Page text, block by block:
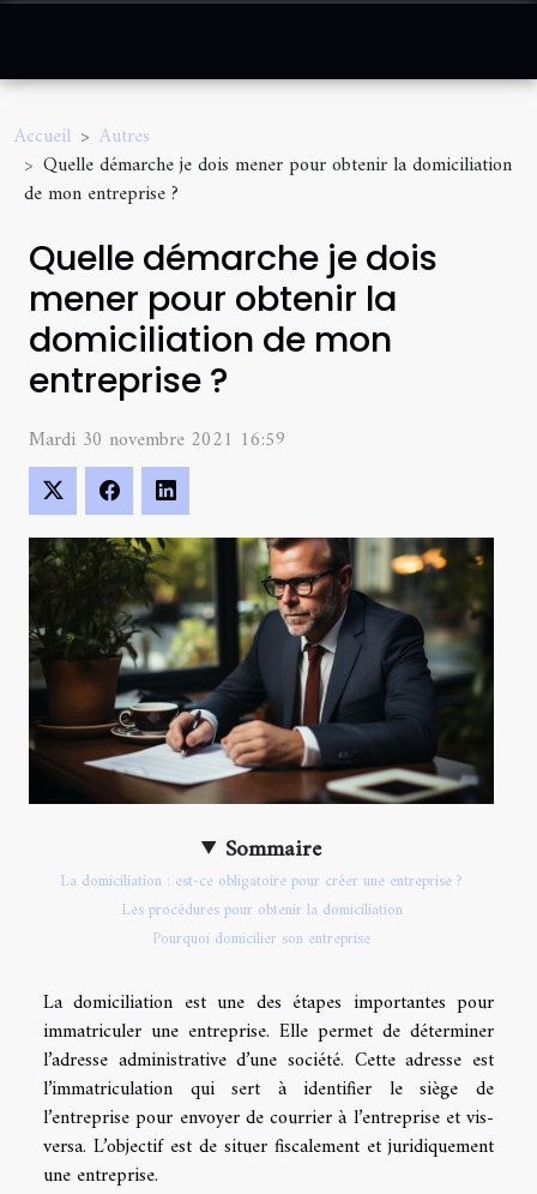
Accueil
Autres
Quelle démarche je dois mener pour obtenir la domiciliation
de mon entreprise ?
Quelle démarche je dois
mener pour obtenir la
domiciliation de mon
entreprise ?
Mardi 30 novembre 2021 16:59
Sommaire
La domiciliation : est-ce obligatoire pour créer une entreprise ?
Les procédures pour obtenir la domiciliation
Pourquoi domicilier son entreprise
La domiciliation est une des étapes importantes pour
immatriculer une entreprise. Elle permet de déterminer
l’adresse administrative d’une société. Cette adresse est
l’immatriculation qui sert à identifier le siège de
l’entreprise pour envoyer de courrier à l’entreprise et vis-
versa. L’objectif est de situer fiscalement et juridiquement
une entreprise.